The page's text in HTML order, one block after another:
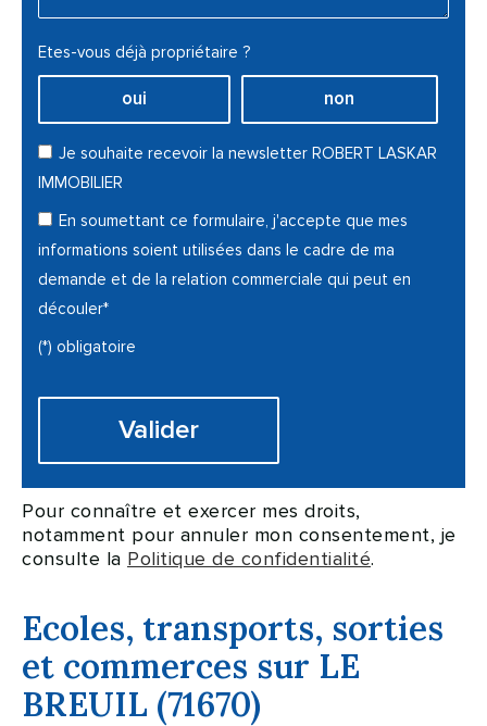
Etes-vous déjà propriétaire ?
oui non
Je souhaite recevoir la newsletter ROBERT LASKAR
IMMOBILIER
En soumettant ce formulaire, j'accepte que mes
informations soient utilisées dans le cadre de ma
demande et de la relation commerciale qui peut en
découler*
(*) obligatoire
Pour connaître et exercer mes droits,
notamment pour annuler mon consentement, je
consulte la Politique de confidentialité.
Ecoles, transports, sorties
et commerces sur LE
BREUIL (71670)